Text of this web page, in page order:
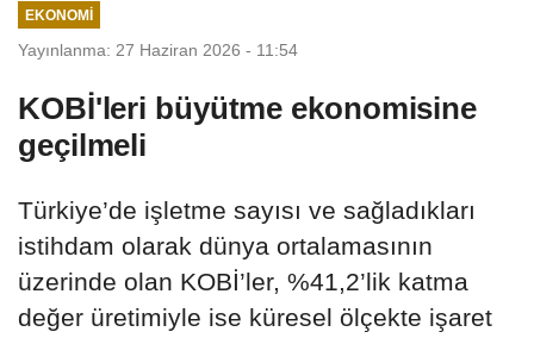
EKONOMI
Yayınlanma: 27 Haziran 2026 - 11:54
KOBİ'leri büyütme ekonomisine
geçilmeli
Türkiye’de işletme sayısı ve sağladıkları
istihdam olarak dünya ortalamasının
üzerinde olan KOBİ’ler, %41,2’lik katma
değer üretimiyle ise küresel ölçekte işaret